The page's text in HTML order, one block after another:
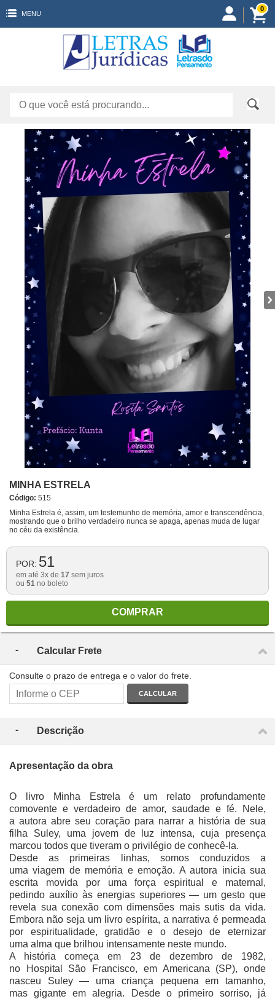
MENU
0
MINHA ESTRELA
Código: 515
Minha Estrela é, assim, um testemunho de memória, amor e transcendência,
mostrando que o brilho verdadeiro nunca se apaga, apenas muda de lugar
no céu da existência.
POR: 51
em até 3x de 17 sem juros
ou 51 no boleto
COMPRAR
Calcular Frete
Consulte o prazo de entrega e o valor do frete.
CALCULAR
Descrição
Apresentação da obra
O livro Minha Estrela é um relato profundamente
comovente e verdadeiro de amor, saudade e fé. Nele,
a autora abre seu coração para narrar a história de sua
filha Suley, uma jovem de luz intensa, cuja presença
marcou todos que tiveram o privilégio de conhecê-la.
Desde as primeiras linhas, somos conduzidos a
uma viagem de memória e emoção. A autora inicia sua
escrita movida por uma força espiritual e maternal,
pedindo auxílio às energias superiores — um gesto que
revela sua conexão com dimensões mais sutis da vida.
Embora não seja um livro espírita, a narrativa é permeada
por espiritualidade, gratidão e o desejo de eternizar
uma alma que brilhou intensamente neste mundo.
A história começa em 23 de dezembro de 1982,
no Hospital São Francisco, em Americana (SP), onde
nasceu Suley — uma criança pequena em tamanho,
mas gigante em alegria. Desde o primeiro sorriso, já